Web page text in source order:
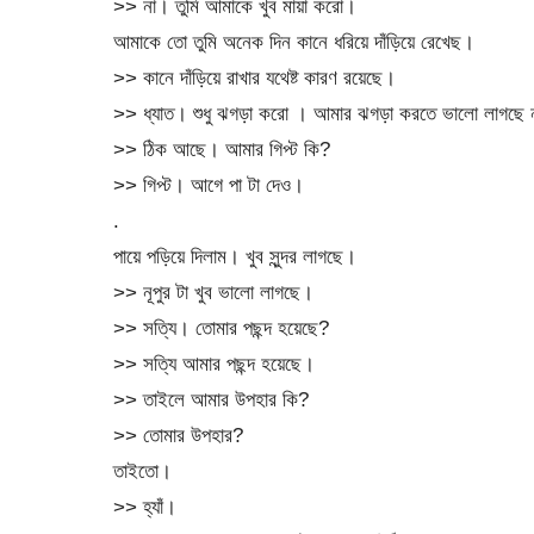
>> না। তুমি আমাকে খুব মায়া করো।
আমাকে তো তুমি অনেক দিন কানে ধরিয়ে দাঁড়িয়ে রেখেছ।
>> কানে দাঁড়িয়ে রাখার যথেষ্ট কারণ রয়েছে।
>> ধ্যাত। শুধু ঝগড়া করো । আমার ঝগড়া করতে ভালো লাগছে
>> ঠিক আছে। আমার গিপ্ট কি?
>> গিপ্ট। আগে পা টা দেও।
.
পায়ে পড়িয়ে দিলাম। খুব সুন্দর লাগছে।
>> নূপুর টা খুব ভালো লাগছে।
>> সত্যি। তোমার পছন্দ হয়েছে?
>> সত্যি আমার পছন্দ হয়েছে।
>> তাইলে আমার উপহার কি?
>> তোমার উপহার?
তাইতো।
>> হ্যাঁ।